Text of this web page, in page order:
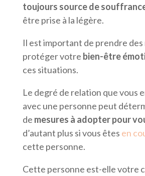
toujours source de
être prise à la légère.
Il est important de prendre
protéger votre bien-être
ces situations.
Le degré de relation que vous
avec une personne peut
de mesures à adopter pour
d’autant plus si vous êtes en
cette personne.
Cette personne est-elle votre